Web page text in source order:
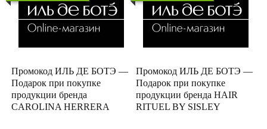
Промокод ИЛЬ ДЕ БОТЭ —
Подарок при покупке
продукции бренда
CAROLINA HERRERA
Промокод ИЛЬ ДЕ БОТЭ —
Подарок при покупке
продукции бренда HAIR
RITUEL BY SISLEY